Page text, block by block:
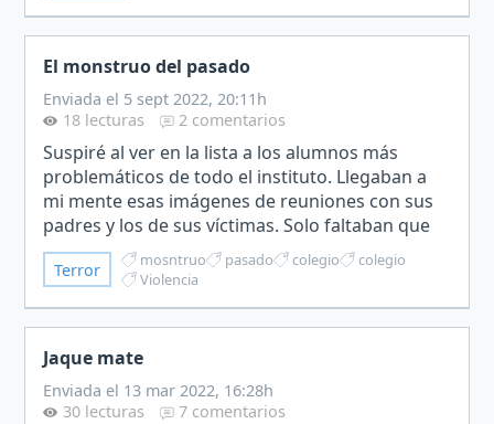
El monstruo del pasado
Enviada el 5 sept 2022, 20:11h
18 lecturas
2 comentarios
Suspiré al ver en la lista a los alumnos más
problemáticos de todo el instituto. Llegaban a
mi mente esas imágenes de reuniones con sus
padres y los de sus víctimas. Solo faltaban que
estuviesen en otro color para ser un
flashforward de pelíc…
Terror mosntruo pasado colegio
colegio
Violencia
Jaque mate
Enviada el 13 mar 2022, 16:28h
30 lecturas
7 comentarios